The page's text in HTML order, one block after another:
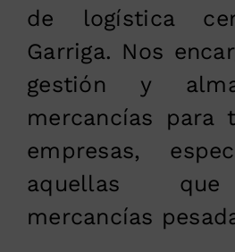
de logística
Garriga. Nos
gestión y
mercancías para
empresas,
aquellas que
mercancías